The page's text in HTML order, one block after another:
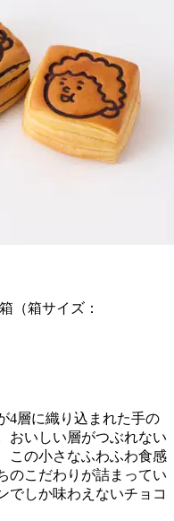
（箱サイズ：
4層に織り込まれた手の
おいしい層がつぶれない
この小さなふわふわ食感
のこだわりが詰まってい
でしか味わえないチョコ